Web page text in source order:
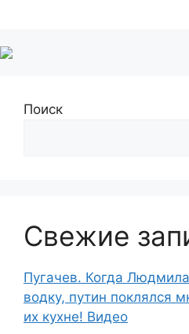
Поиск
Свежие
Пугачев. Когда
водку, путин поклялся
их кухне! Видео